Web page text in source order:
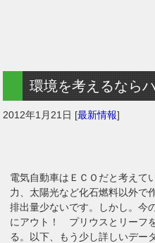
環境を考えるなら
2012年1月21日 [最新情報]
電気自動車はＥＣＯだと考えて
力、太陽光など化石燃料以外で
排出量少ないです。しかし。今
にアウト！ プリウスとリーフ
る。以下、もう少し詳しいデー